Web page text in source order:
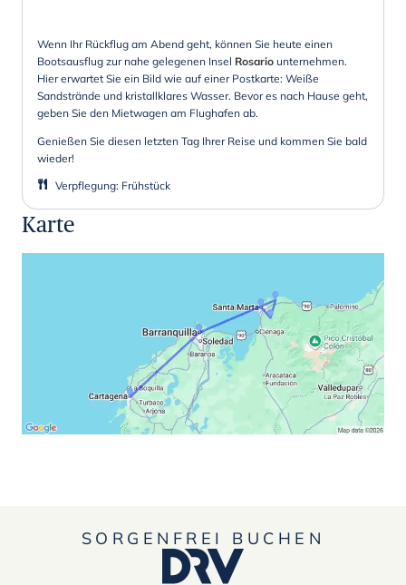
Wenn Ihr Rückflug am Abend geht, können Sie heute einen
Bootsausflug zur nahe gelegenen Insel Rosario unternehmen.
Hier erwartet Sie ein Bild wie auf einer Postkarte: Weiße
Sandstrände und kristallklares Wasser. Bevor es nach Hause geht,
geben Sie den Mietwagen am Flughafen ab.
Genießen Sie diesen letzten Tag Ihrer Reise und kommen Sie bald
wieder!
Verpflegung: Frühstück
Karte
SORGENFREI BUCHEN